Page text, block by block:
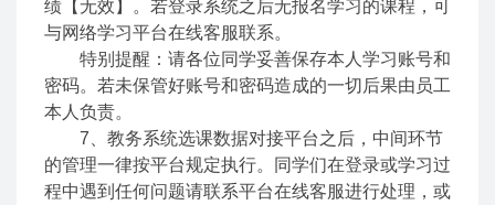
绩【无效】。若登录系统之后无报名学习的课程，可
与网络学习平台在线客服联系。
特别提醒：请各位同学妥善保存本人学习账号和
密码。若未保管好账号和密码造成的一切后果由员工
本人负责。
7、教务系统选课数据对接平台之后，中间环节
的管理一律按平台规定执行。同学们在登录或学习过
程中遇到任何问题请联系平台在线客服进行处理，或